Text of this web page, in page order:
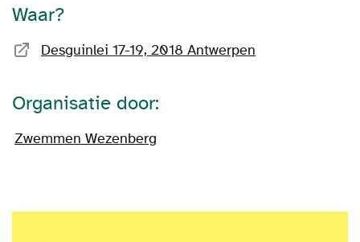
Waar?
Desguinlei 17-19, 2018 Antwerpen
Organisatie door:
Zwemmen Wezenberg